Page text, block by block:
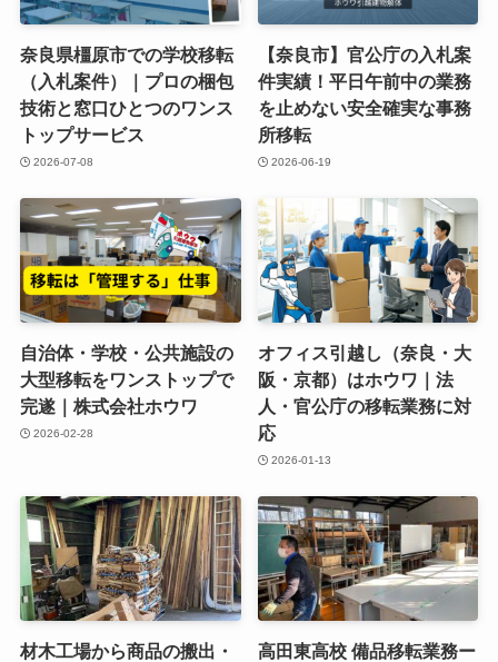
奈良県橿原市での学校移転
（入札案件）｜プロの梱包
技術と窓口ひとつのワンス
トップサービス
2026-07-08
【奈良市】官公庁の入札案
件実績！平日午前中の業務
を止めない安全確実な事務
所移転
2026-06-19
自治体・学校・公共施設の
大型移転をワンストップで
完遂｜株式会社ホウワ
2026-02-28
オフィス引越し（奈良・大
阪・京都）はホウワ｜法
人・官公庁の移転業務に対
応
2026-01-13
材木工場から商品の搬出・
高田東高校 備品移転業務ー